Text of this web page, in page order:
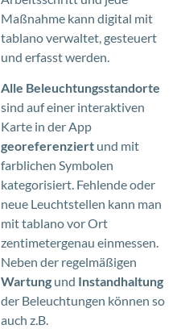
Maßnahme kann digital mit
tablano verwaltet, gesteuert
und erfasst werden.
Alle Beleuchtungsstandorte
sind auf einer interaktiven
Karte in der App
georeferenziert und mit
farblichen Symbolen
kategorisiert. Fehlende oder
neue Leuchtstellen kann man
mit tablano vor Ort
zentimetergenau einmessen.
Neben der regelmäßigen
Wartung und Instandhaltung
der Beleuchtungen können so
auch z.B.